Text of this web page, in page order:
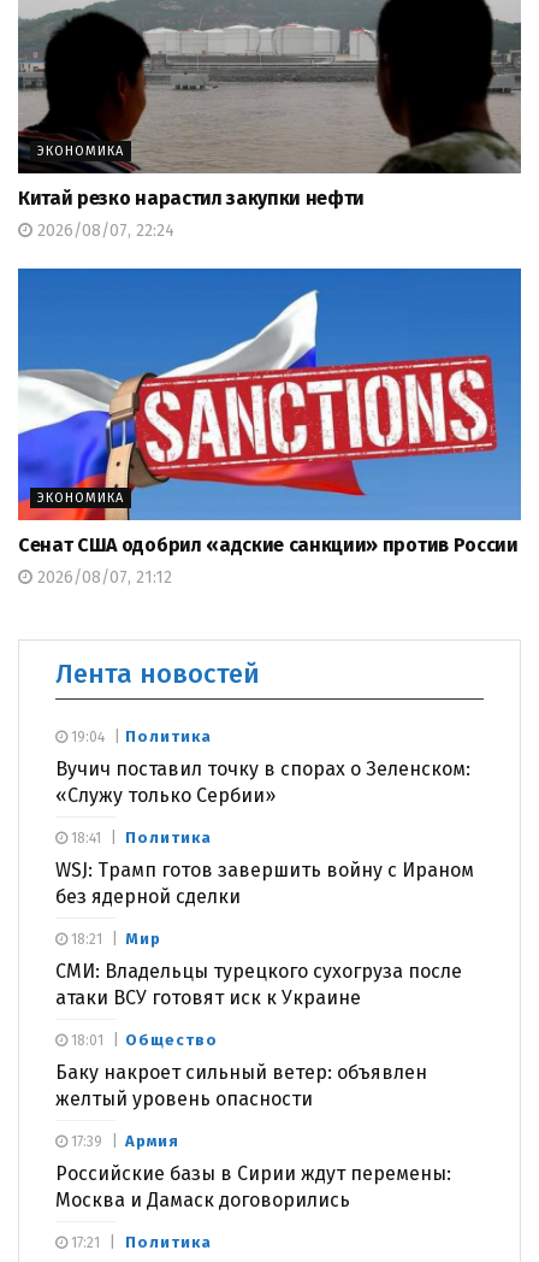
ЭКОНОМИКА
Китай резко нарастил закупки нефти
2026/08/07, 22:24
ЭКОНОМИКА
Сенат США одобрил «адские санкции» против России
2026/08/07, 21:12
Лента новостей
Политика
Вучич поставил точку в спорах о Зеленском:
«Служу только Сербии»
19:04
Политика
WSJ: Трамп готов завершить войну с Ираном
без ядерной сделки
18:41
Мир
СМИ: Владельцы турецкого сухогруза после
атаки ВСУ готовят иск к Украине
18:21
Общество
Баку накроет сильный ветер: объявлен
желтый уровень опасности
18:01
Армия
Российские базы в Сирии ждут перемены:
Москва и Дамаск договорились
17:39
Политика
17:21